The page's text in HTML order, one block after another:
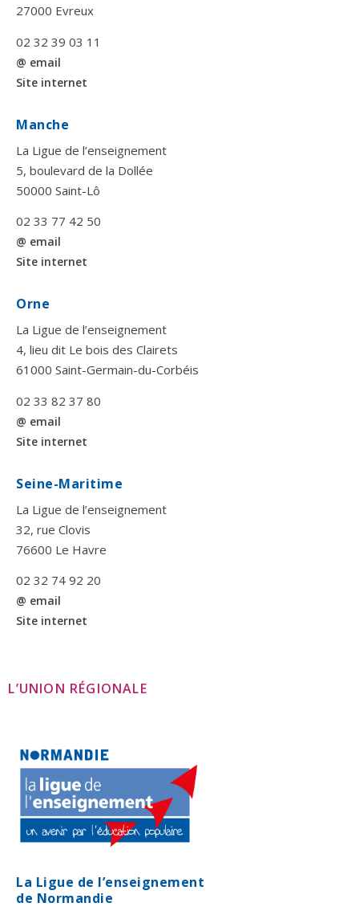
27000 Evreux
02 32 39 03 11
@ email
Site internet
Manche
La Ligue de l’enseignement
5, boulevard de la Dollée
50000 Saint-Lô
02 33 77 42 50
@ email
Site internet
Orne
La Ligue de l’enseignement
4, lieu dit Le bois des Clairets
61000 Saint-Germain-du-Corbéis
02 33 82 37 80
@ email
Site internet
Seine-Maritime
La Ligue de l’enseignement
32, rue Clovis
76600 Le Havre
02 32 74 92 20
@ email
Site internet
L’UNION RÉGIONALE
La Ligue de l’enseignement
de Normandie